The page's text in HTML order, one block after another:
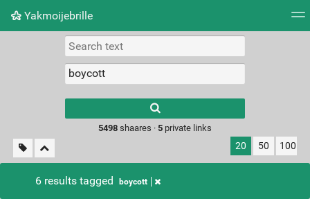
Yakmoijebrille
Picture wall
results.
5498shaares · 5private links
20 50 100
6 results tagged boycott